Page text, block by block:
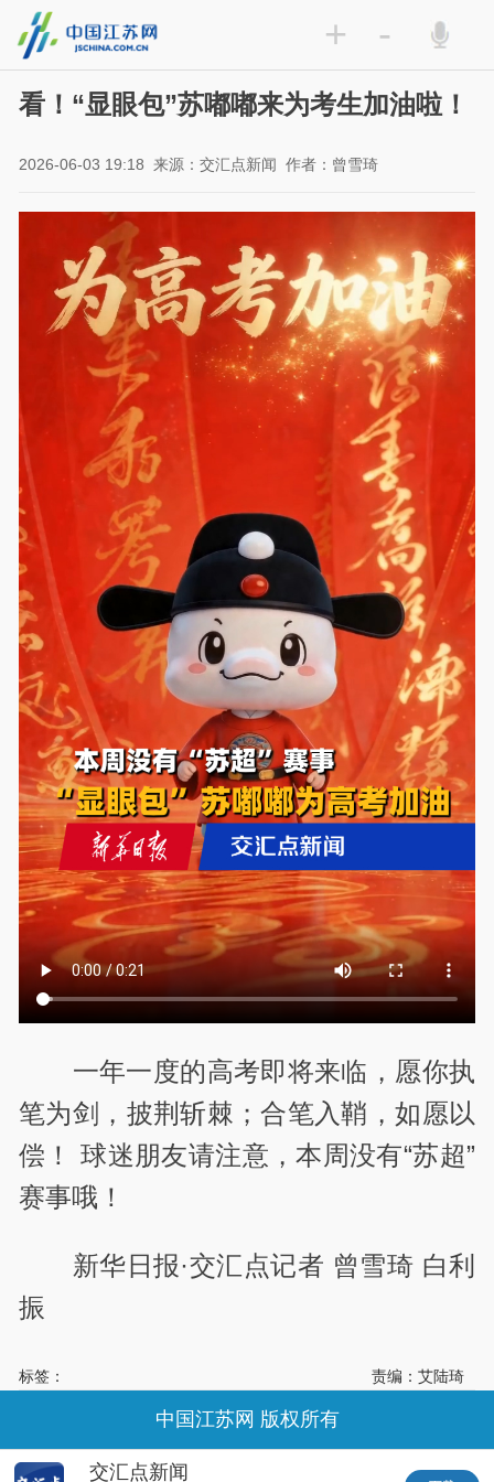
+ -
看！“显眼包”苏嘟嘟来为考生加油啦！
2026-06-03 19:18 来源：交汇点新闻 作者：曾雪琦
一年一度的高考即将来临，愿你执
笔为剑，披荆斩棘；合笔入鞘，如愿以
偿！ 球迷朋友请注意，本周没有“苏超”
赛事哦！
新华日报·交汇点记者 曾雪琦 白利
振
标签： 责编：艾陆琦
交汇点新闻
中国江苏网 版权所有